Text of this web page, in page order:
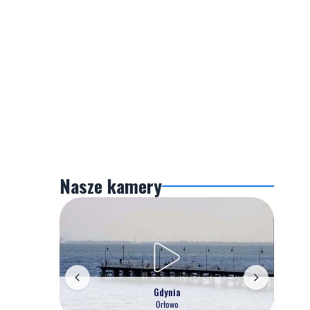
Nasze kamery
Gdynia
Orłowo